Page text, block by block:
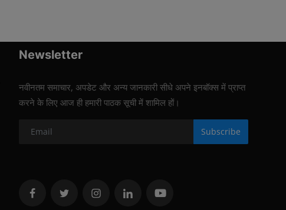
Newsletter
नवीनतम समाचार, अपडेट और अन्य जानकारी सीधे अपने इनबॉक्स में प्राप्त
करने के लिए आज ही हमारी पाठक सूची में शामिल हों।
Subscribe